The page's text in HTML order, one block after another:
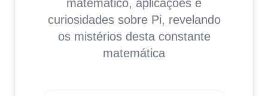
matemático, aplicações e
curiosidades sobre Pi, revelando
os mistérios desta constante
matemática